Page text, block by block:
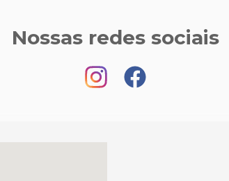
Nossas redes sociais